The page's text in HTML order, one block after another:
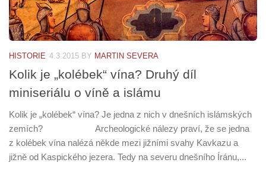
HISTORIE 4.3.2015 BY MARTIN SEVERA
Kolik je „kolébek“ vína? Druhý díl
miniseriálu o víně a islámu
Kolik je „kolébek“ vína? Je jedna z nich v dnešních islámských
zemích? Archeologické nálezy praví, že se jedna
z kolébek vína nalézá někde mezi jižními svahy Kavkazu a
jižně od Kaspického jezera. Tedy na severu dnešního Íránu,...